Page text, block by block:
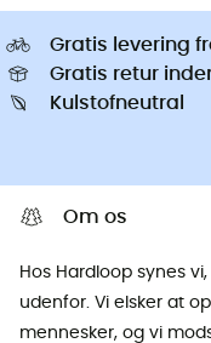
Gratis levering
Gratis retur
Kulstofneutral
Om os
Hos Hardloop synes
udenfor. Vi elsker at
mennesker, og vi